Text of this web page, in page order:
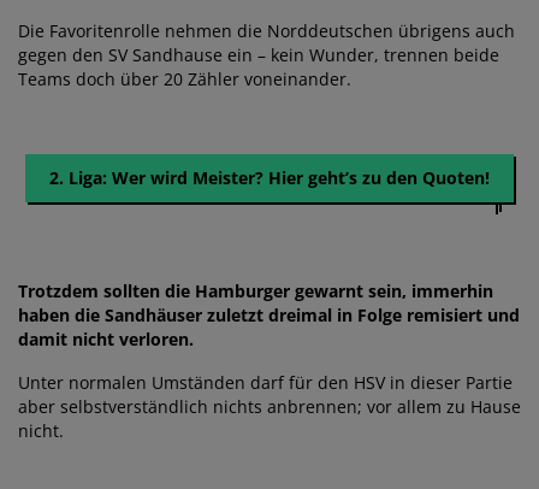
Die Favoritenrolle nehmen die Norddeutschen übrigens auch
gegen den SV Sandhause ein – kein Wunder, trennen beide
Teams doch über 20 Zähler voneinander.
2. Liga: Wer wird Meister? Hier geht’s zu den Quoten!
Trotzdem sollten die Hamburger gewarnt sein, immerhin
haben die Sandhäuser zuletzt dreimal in Folge remisiert und
damit nicht verloren.
Unter normalen Umständen darf für den HSV in dieser Partie
aber selbstverständlich nichts anbrennen; vor allem zu Hause
nicht.